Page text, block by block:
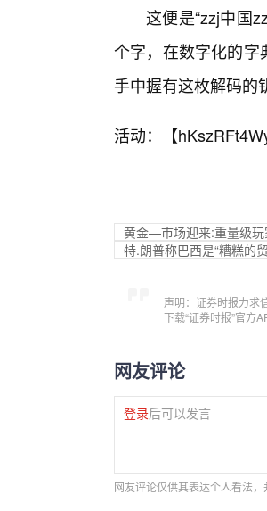
这便是“zzj中国
个字，在数字化的字
手中握有这枚解码的
活动：【
黄金—市场迎来:重量级
特.朗普称巴西是“糟糕的
声明：证券时报力求
下载“证券时报”官方
网友评论
登录后可以发言
网友评论仅供其表达个人看法